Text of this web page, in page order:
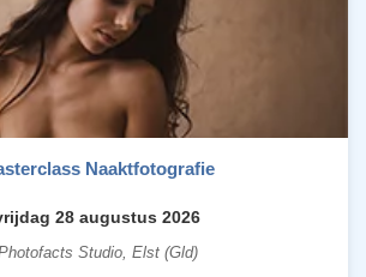
Naaktfotografie
28 augustus 2026
Studio, Elst (Gld)